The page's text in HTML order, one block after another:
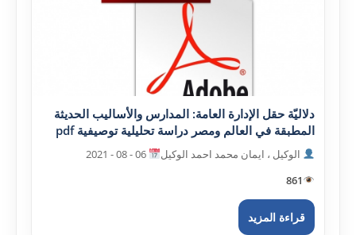
دلاليّة حقل الإدارة العامة: المدارس والأساليب الحديثة
المطبقة في العالم ومصر دراسة تحليلية توصيفية pdf
الوکيل ، ايمان محمد احمد الوکيل
861
قراءة المزيد